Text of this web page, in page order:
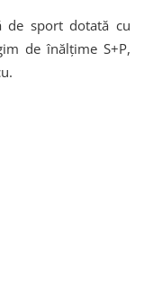
de sport dotată cu
de înălțime S+P,